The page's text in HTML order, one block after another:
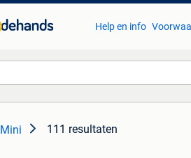
Help en info
Mini 111 resultaten